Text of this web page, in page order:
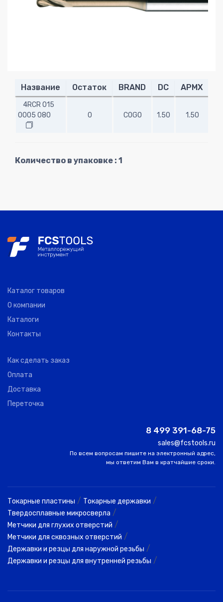
Название Остаток BRAND DC APMX
4RCR 015
0005 080
0 COGO 1.50 1.50
Количество в упаковке : 1
Каталог товаров
О компании
Каталоги
Контакты
Как сделать заказ
Оплата
Доставка
Переточка
8 499 391-68-75
sales@fcstools.ru
По всем вопросам пишите на электронный адрес,
мы ответим Вам в кратчайшие сроки.
Токарные пластины / Токарные державки /
Твердосплавные микросверла /
Метчики для глухих отверстий /
Метчики для сквозных отверстий /
Державки и резцы для наружной резьбы /
Державки и резцы для внутренней резьбы /